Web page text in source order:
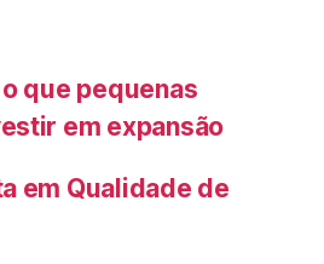
que pequenas
em expansão
em Qualidade de